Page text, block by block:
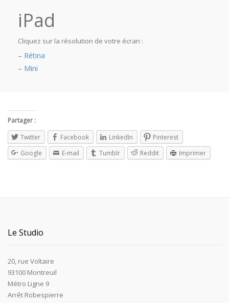
iPad
Cliquez sur la résolution de votre écran :
– Rétina
– Mini
Partager :
Twitter
Facebook LinkedIn
Pinterest
Google
E-mail Tumblr Reddit Imprimer
Le Studio
20, rue Voltaire
93100 Montreuil
Métro Ligne 9
Arrêt Robespierre